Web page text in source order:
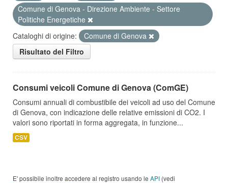
Comune di Genova - Direzione Ambiente - Settore
Politiche Energetiche
Cataloghi di origine:
Comune di Genova
Risultato del Filtro
Consumi veicoli Comune di Genova (ComGE)
Consumi annuali di combustibile dei veicoli ad uso del Comune
di Genova, con indicazione delle relative emissioni di CO2. I
valori sono riportati in forma aggregata, in funzione...
CSV
E' possibile inoltre accedere al registro usando le API (vedi